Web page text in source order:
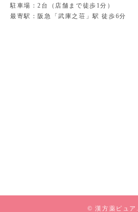
駐車場：2台（店舗まで徒歩1分）
最寄駅：阪急「武庫之荘」駅 徒歩6分
© 漢方薬ピュア.